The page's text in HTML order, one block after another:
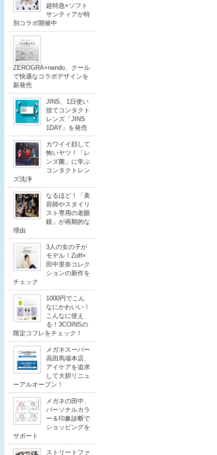
超特急×ソフト
サンティアが特
別コラボ開催中
ZEROGRA×nendo、クール
で快適なコラボデザインを
新発売
JINS、1日使い
捨てコンタクト
レンズ「JINS
1DAY」を発売
カワイイ顔して
怖いヤツ！「レ
ンズ菌」に学ぶ
コンタクトレン
ズ洗浄
なるほど！「美
容師やスタイリ
スト専用の老眼
鏡」が画期的な
理由
3人の女の子が
モデル！Zoff×
田中里奈コレク
ションの新作を
チェック
1000円でこん
なにかわいい！
こんなに使え
る！3COINSの
限定コフレをチェック！
メガネスーパー
高田馬場本店、
アイケアを追求
して大胆リニュ
ーアルオープン！
メガネの田中、
パーソナルカラ
ー＆印象診断で
ショッピングを
サポート
ストリートファ